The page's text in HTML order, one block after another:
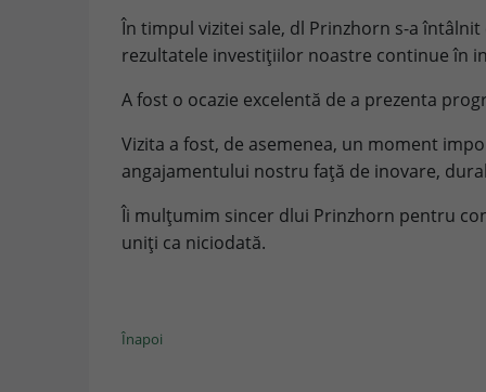
În timpul vizitei sale, dl Prinzhorn s-a
rezultatele investițiilor noastre continue în
A fost o ocazie excelentă de a prezenta
Vizita a fost, de asemenea, un moment
angajamentului nostru față de inovare,
Îi mulțumim sincer dlui Prinzhorn pentru
uniți ca niciodată.
Înapoi